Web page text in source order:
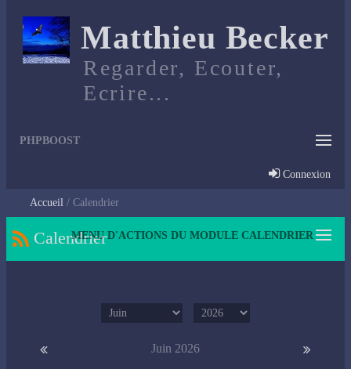
Matthieu Becker
Regarder, Ecouter,
Ecrire...
PHPBOOST
Connexion
Accueil Calendrier
MENU D'ACTIONS DU MODULE CALENDRIER
Calendrier
Juin 2026